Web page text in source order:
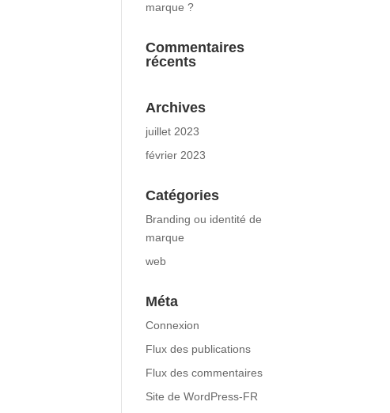
marque ?
Commentaires
récents
Archives
juillet 2023
février 2023
Catégories
Branding ou identité de
marque
web
Méta
Connexion
Flux des publications
Flux des commentaires
Site de WordPress-FR